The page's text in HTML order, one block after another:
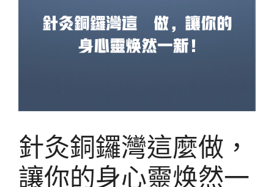
針灸銅鑼灣這麼做，
讓你的身心靈焕然一